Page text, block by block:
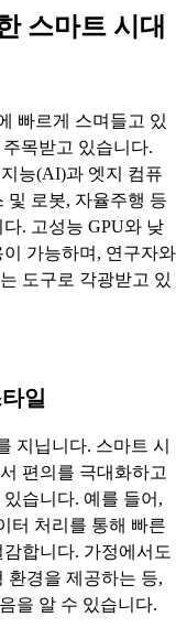
스마트 시대
빠르게 스며들고 있
목받고 있습니다.
능(AI)과 엣지 컴퓨
및 로봇, 자율주행 등
. 고성능 GPU와 낮
가능하며, 연구자와
도구로 각광받고 있
일
지닙니다. 스마트 시
편의를 극대화하고
습니다. 예를 들어,
터 처리를 통해 빠른
합니다. 가정에서도
환경을 제공하는 등,
을 알 수 있습니다.